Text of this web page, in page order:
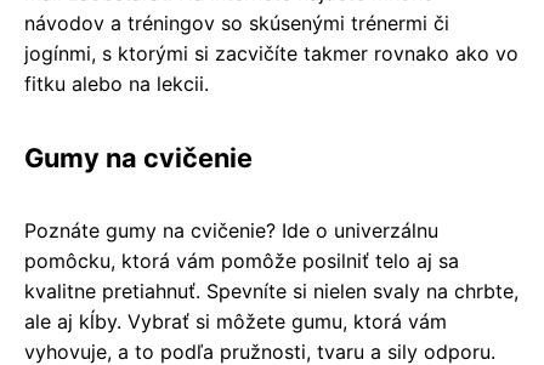
návodov a tréningov so skúsenými trénermi či
jogínmi, s ktorými si zacvičíte takmer rovnako ako vo
fitku alebo na lekcii.
Gumy na cvičenie
Poznáte gumy na cvičenie? Ide o univerzálnu
pomôcku, ktorá vám pomôže posilniť telo aj sa
kvalitne pretiahnuť. Spevníte si nielen svaly na chrbte,
ale aj kĺby. Vybrať si môžete gumu, ktorá vám
vyhovuje, a to podľa pružnosti, tvaru a sily odporu.